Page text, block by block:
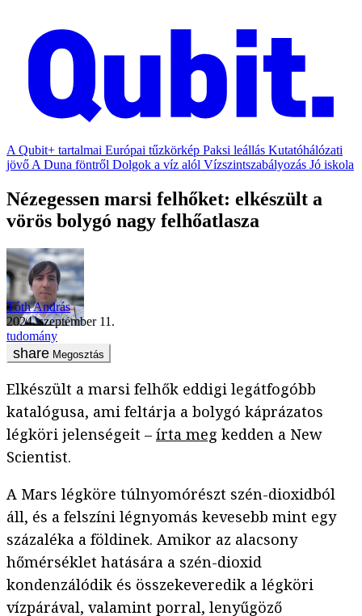
A Qubit+ tartalmai Európai tűzkörkép Paksi leállás Kutatóhálózati
jövő A Duna föntről Dolgok a víz alól Vízszintszabályozás Jó iskola
Nézegessen marsi felhőket: elkészült a
vörös bolygó nagy felhőatlasza
Tóth András
2024. szeptember 11.
tudomány
Megosztás
Elkészült a marsi felhők eddigi legátfogóbb
katalógusa, ami feltárja a bolygó káprázatos
légköri jelenségeit – írta meg kedden a New
Scientist.
A Mars légköre túlnyomórészt szén-dioxidból
áll, és a felszíni légnyomás kevesebb mint egy
százaléka a földinek. Amikor az alacsony
hőmérséklet hatására a szén-dioxid
kondenzálódik és összekeveredik a légköri
vízpárával, valamint porral, lenyűgöző